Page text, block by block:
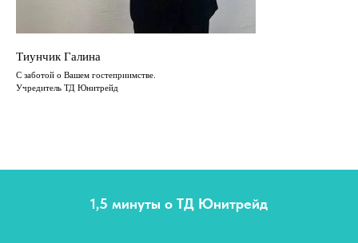
Тиунчик Галина
С заботой о Вашем гостеприимстве.
Учредитель ТД Юнитрейд
1,5 минуты о ТД Юнитрейд